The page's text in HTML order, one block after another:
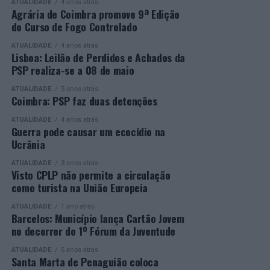
os vencedores de cada categoria, estando prevista a
presença de mais de 500 participantes.
Mais informações em:
https://awards.innovationinpolitics.eu/
secundário e reforçar as suas competências pessoais e
profissionais.
Durante a cerimónia foi ainda reconhecido o trabalho
desenvolvido por toda a equipa de formadores e
para o sucesso desta edição do Curso EFA.
A Escola de Tecnologia e Gestão de Barcelos continua a
afirmar-se como uma referência na formação
profissional e na qualificação de adultos, contribuindo
para o desenvolvimento de competências, o aumento da
empregabilidade e a valorização do capital humano do
concelho e da região.
A Empresa Municipal de Educação e Cultura de Barcelos
felicita todos os diplomados por esta importante
conquista, desejando-lhes os maiores sucessos pessoais,
profissionais e académicos, convicta de que este diploma
ATUALIDADE 4 anos atrás
Agrária de Coimbra promove 9ª Edição
do Curso de Fogo Controlado
ATUALIDADE 4 anos atrás
Lisboa: Leilão de Perdidos e Achados da
PSP realiza-se a 08 de maio
ATUALIDADE 5 anos atrás
Coimbra: PSP faz duas detenções
ATUALIDADE 4 anos atrás
Guerra pode causar um ecocídio na
Ucrânia
ATUALIDADE 3 anos atrás
Visto CPLP não permite a circulação
como turista na União Europeia
ATUALIDADE 1 ano atrás
Barcelos: Município lança Cartão Jovem
no decorrer do 1º Fórum da Juventude
ATUALIDADE 5 anos atrás
Santa Marta de Penaguião coloca